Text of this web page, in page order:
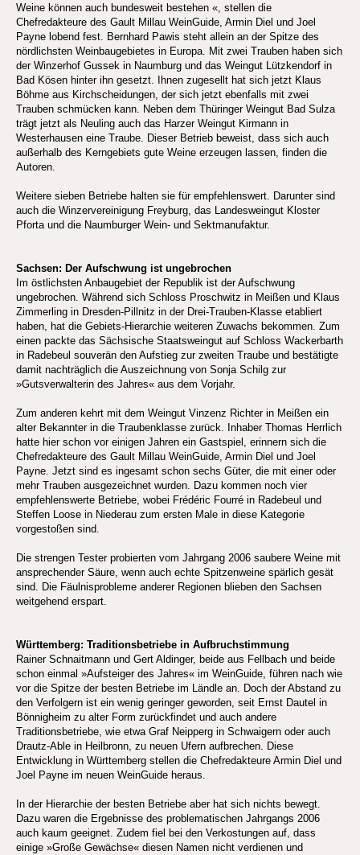
Weine können auch bundesweit bestehen «, stellen die
Chefredakteure des Gault Millau WeinGuide, Armin Diel und Joel
Payne lobend fest. Bernhard Pawis steht allein an der Spitze des
nördlichsten Weinbaugebietes in Europa. Mit zwei Trauben haben sich
der Winzerhof Gussek in Naumburg und das Weingut Lützkendorf in
Bad Kösen hinter ihn gesetzt. Ihnen zugesellt hat sich jetzt Klaus
Böhme aus Kirchscheidungen, der sich jetzt ebenfalls mit zwei
Trauben schmücken kann. Neben dem Thüringer Weingut Bad Sulza
trägt jetzt als Neuling auch das Harzer Weingut Kirmann in
Westerhausen eine Traube. Dieser Betrieb beweist, dass sich auch
außerhalb des Kerngebiets gute Weine erzeugen lassen, finden die
Autoren.
Weitere sieben Betriebe halten sie für empfehlenswert. Darunter sind
auch die Winzervereinigung Freyburg, das Landesweingut Kloster
Pforta und die Naumburger Wein- und Sektmanufaktur.
Sachsen: Der Aufschwung ist ungebrochen
Im östlichsten Anbaugebiet der Republik ist der Aufschwung
ungebrochen. Während sich Schloss Proschwitz in Meißen und Klaus
Zimmerling in Dresden-Pillnitz in der Drei-Trauben-Klasse etabliert
haben, hat die Gebiets-Hierarchie weiteren Zuwachs bekommen. Zum
einen packte das Sächsische Staatsweingut auf Schloss Wackerbarth
in Radebeul souverän den Aufstieg zur zweiten Traube und bestätigte
damit nachträglich die Auszeichnung von Sonja Schilg zur
»Gutsverwalterin des Jahres« aus dem Vorjahr.
Zum anderen kehrt mit dem Weingut Vinzenz Richter in Meißen ein
alter Bekannter in die Traubenklasse zurück. Inhaber Thomas Herrlich
hatte hier schon vor einigen Jahren ein Gastspiel, erinnern sich die
Chefredakteure des Gault Millau WeinGuide, Armin Diel und Joel
Payne. Jetzt sind es ingesamt schon sechs Güter, die mit einer oder
mehr Trauben ausgezeichnet wurden. Dazu kommen noch vier
empfehlenswerte Betriebe, wobei Frédéric Fourré in Radebeul und
Steffen Loose in Niederau zum ersten Male in diese Kategorie
vorgestoßen sind.
Die strengen Tester probierten vom Jahrgang 2006 saubere Weine mit
ansprechender Säure, wenn auch echte Spitzenweine spärlich gesät
sind. Die Fäulnisprobleme anderer Regionen blieben den Sachsen
weitgehend erspart.
Württemberg: Traditionsbetriebe in Aufbruchstimmung
Rainer Schnaitmann und Gert Aldinger, beide aus Fellbach und beide
schon einmal »Aufsteiger des Jahres« im WeinGuide, führen nach wie
vor die Spitze der besten Betriebe im Ländle an. Doch der Abstand zu
den Verfolgern ist ein wenig geringer geworden, seit Ernst Dautel in
Bönnigheim zu alter Form zurückfindet und auch andere
Traditionsbetriebe, wie etwa Graf Neipperg in Schwaigern oder auch
Drautz-Able in Heilbronn, zu neuen Ufern aufbrechen. Diese
Entwicklung in Württemberg stellen die Chefredakteure Armin Diel und
Joel Payne im neuen WeinGuide heraus.
In der Hierarchie der besten Betriebe aber hat sich nichts bewegt.
Dazu waren die Ergebnisse des problematischen Jahrgangs 2006
auch kaum geeignet. Zudem fiel bei den Verkostungen auf, dass
einige »Große Gewächse« diesen Namen nicht verdienen und